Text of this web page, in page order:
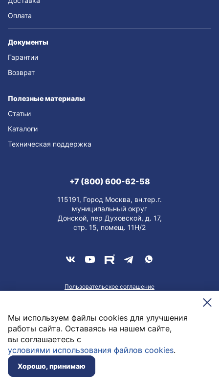
5 715,65 Заказать
Нет в наличии
Мы используем файлы cookies для улучшения
работы сайта. Оставаясь на нашем сайте,
вы соглашаетесь с
условиями использования файлов cookies.
Хорошо, принимаю
Оплата
Документы
Гарантии
Возврат
Полезные материалы
Статьи
Каталоги
Техническая поддержка
+7 (800) 600-62-58
115191, Город Москва, вн.тер.г.
муниципальный округ
Донской, пер Духовской, д. 17,
стр. 15, помещ. 11Н/2
Пользовательское соглашение
Meesenburg @2026